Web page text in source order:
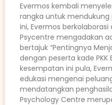
Evermos kembali
rangka untuk mendukung
ini, Evermos
Psycentre mengadakan
bertajuk “Pentingnya
dengan peserta kade PKK
kesempatan ini pula,
edukasi mengenai
mendatangkan
Psychology Centre